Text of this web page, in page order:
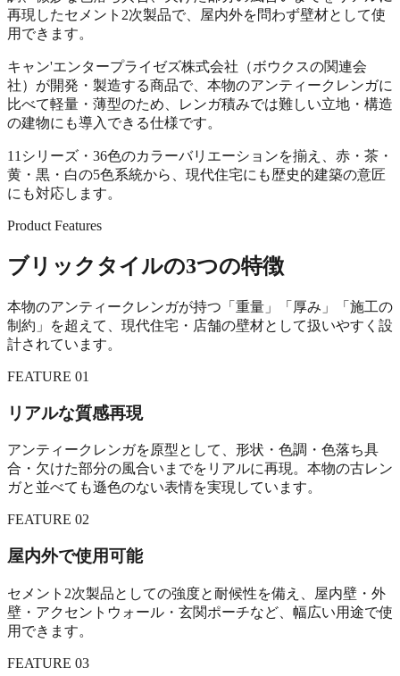
再現したセメント2次製品で、屋内外を問わず壁材として使
用できます。
キャン'エンタープライゼズ株式会社（ボウクスの関連会
社）が開発・製造する商品で、本物のアンティークレンガに
比べて軽量・薄型のため、レンガ積みでは難しい立地・構造
の建物にも導入できる仕様です。
11シリーズ・36色のカラーバリエーションを揃え、赤・茶・
黄・黒・白の5色系統から、現代住宅にも歴史的建築の意匠
にも対応します。
Product Features
ブリックタイルの3つの特徴
本物のアンティークレンガが持つ「重量」「厚み」「施工の
制約」を超えて、現代住宅・店舗の壁材として扱いやすく設
計されています。
FEATURE 01
リアルな質感再現
アンティークレンガを原型として、形状・色調・色落ち具
合・欠けた部分の風合いまでをリアルに再現。本物の古レン
ガと並べても遜色のない表情を実現しています。
FEATURE 02
屋内外で使用可能
セメント2次製品としての強度と耐候性を備え、屋内壁・外
壁・アクセントウォール・玄関ポーチなど、幅広い用途で使
用できます。
FEATURE 03